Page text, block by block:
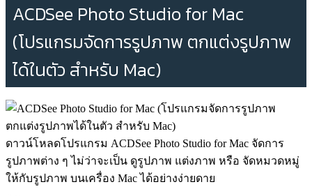
ACDSee Photo Studio for Mac
(โปรแกรมจัดการรูปภาพ ตกแต่งรูปภาพ
ได้ในตัว สำหรับ Mac)
ดาวน์โหลดโปรแกรม ACDSee Photo Studio for Mac จัดการ
รูปภาพต่าง ๆ ไม่ว่าจะเป็น ดูรูปภาพ แต่งภาพ หรือ จัดหมวดหมู่
ให้กับรูปภาพ บนเครื่อง Mac ได้อย่างง่ายดาย